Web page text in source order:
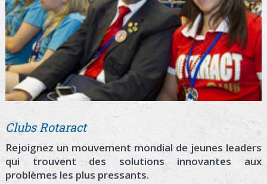
Clubs Rotaract
Rejoignez un mouvement mondial de jeunes leaders
qui trouvent des solutions innovantes aux
problèmes les plus pressants.